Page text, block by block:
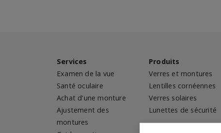
Services
Examen de la vue
Santé oculaire
Achat d'une monture
Ajustement des
montures
Produits
Verres et montures
Lentilles cornéennes
Verres solaires
Lunettes de sécurité